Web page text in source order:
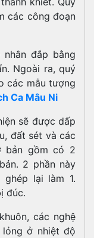
các công đoạn
đắp bằng
Ngoài ra, quý
các mẫu tượng
Ca Mâu Ni
sẽ được dấp
đất sét và các
bản gồm có 2
2 phần này
lại làm 1.
đúc.
các nghệ
lỏng ở nhiệt độ